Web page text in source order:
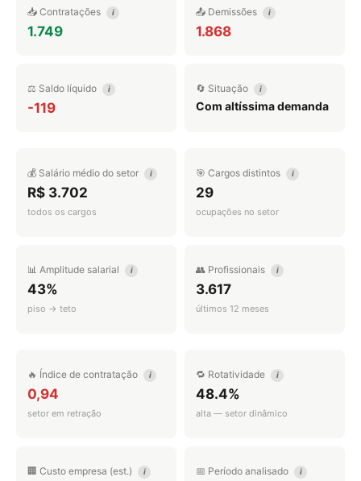
📥 Contratações i
1.749
📤 Demissões i
1.868
⚖️ Saldo líquido i
-119
🔄 Situação i
Com altíssima demanda
💰 Salário médio do setor i
R$ 3.702
todos os cargos
🎯 Cargos distintos i
29
ocupações no setor
📊 Amplitude salarial i
43%
piso → teto
👥 Profissionais i
3.617
últimos 12 meses
🔥 Índice de contratação i
0,94
setor em retração
🔁 Rotatividade i
48.4%
alta — setor dinâmico
🏢 Custo empresa (est.) i 📅 Período analisado i